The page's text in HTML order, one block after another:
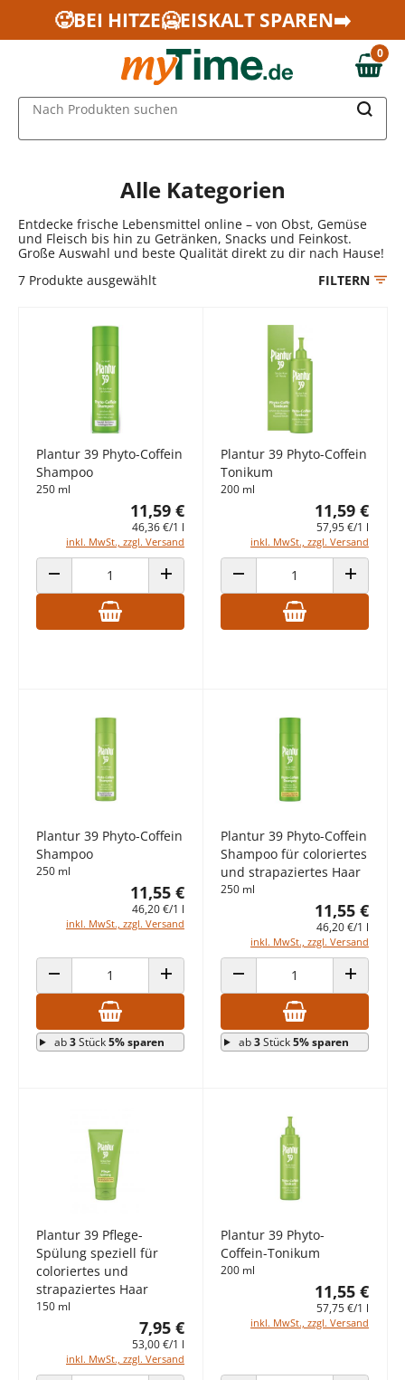
Zum Hauptinhalt springen
Zur Navigation springen
Zur Suche springen
🥵BEI HITZE🥶EISKALT SPAREN➡️
0,00 €
0
Nach Produkten suchen
Alle Kategorien
Entdecke frische Lebensmittel online – von Obst, Gemüse
und Fleisch bis hin zu Getränken, Snacks und Feinkost.
Große Auswahl und beste Qualität direkt zu dir nach Hause!
7 Produkte ausgewählt FILTERN
Plantur 39 Phyto-Coffein
Shampoo
250 ml
11,59 €
46,36 €/1 l
inkl. MwSt., zzgl. Versand
ANZAHL VERRINGERN ANZAHL ERHÖHEN
Plantur 39 Phyto-Coffein
Tonikum
200 ml
11,59 €
57,95 €/1 l
inkl. MwSt., zzgl. Versand
ANZAHL VERRINGERN ANZAHL
Plantur 39 Phyto-Coffein
Shampoo
250 ml
11,55 €
46,20 €/1 l
inkl. MwSt., zzgl. Versand
ANZAHL VERRINGERN ANZAHL ERHÖHEN
ab3Stück5% sparen
Plantur 39 Phyto-Coffein
Shampoo für coloriertes
und strapaziertes Haar
250 ml
11,55 €
46,20 €/1 l
inkl. MwSt., zzgl. Versand
ANZAHL VERRINGERN ANZAHL
ab3Stück5% sparen
Plantur 39 Pflege-
Spülung speziell für
coloriertes und
strapaziertes Haar
150 ml
7,95 €
53,00 €/1 l
inkl. MwSt., zzgl. Versand
Plantur 39 Phyto-
Coffein-Tonikum
200 ml
11,55 €
57,75 €/1 l
inkl. MwSt., zzgl. Versand